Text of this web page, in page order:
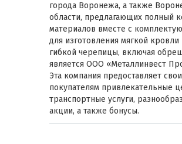
города Воронежа, а также
области, предлагающих полный
материалов вместе с
для изготовления мягкой кровли
гибкой черепицы, включая
является ООО «Металлинвест
Эта компания предоставляет
покупателям привлекательные
транспортные услуги,
акции, а также бонусы.